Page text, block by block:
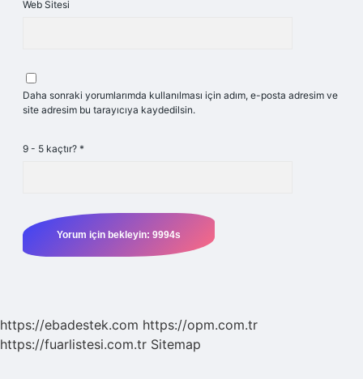
Web Sitesi
Daha sonraki yorumlarımda kullanılması için adım, e-posta adresim ve
site adresim bu tarayıcıya kaydedilsin.
9 - 5 kaçtır? *
https://ebadestek.com https://opm.com.tr
https://fuarlistesi.com.tr Sitemap